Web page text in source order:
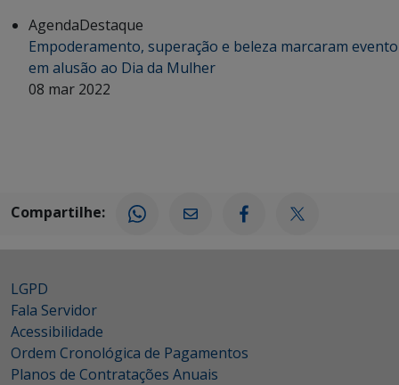
AgendaDestaque
Empoderamento, superação e beleza marcaram evento
em alusão ao Dia da Mulher
08 mar 2022
Compartilhe:
LGPD
Fala Servidor
Acessibilidade
Ordem Cronológica de Pagamentos
Planos de Contratações Anuais